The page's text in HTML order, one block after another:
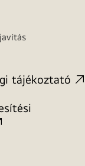
tájékoztató